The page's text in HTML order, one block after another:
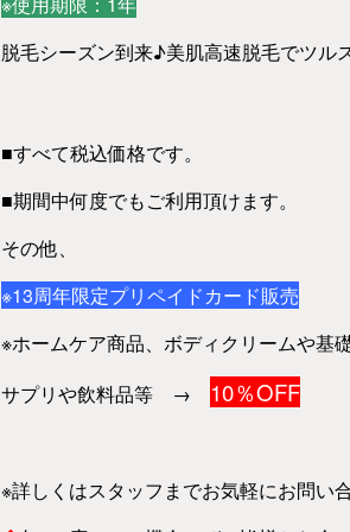
脱毛シーズン到来♪美肌高速脱毛でツル
■すべて税込価格です。
■期間中何度でもご利用頂けます。
その他、
※13周年限定プリペイドカード販売
※ホームケア商品、ボディクリームや基
サプリや飲料品等 → 10％OFF
※詳しくはスタッフまでお気軽にお問い